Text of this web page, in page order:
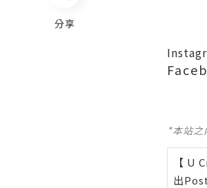
分享
*本站之
【 U
出